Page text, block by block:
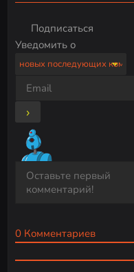
Подписаться
Уведомить о
0 Комментариев